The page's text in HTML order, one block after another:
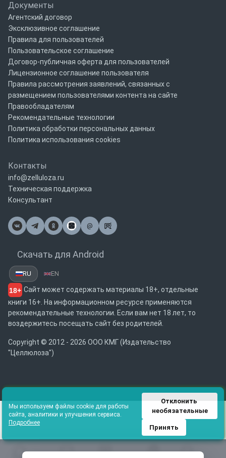
Документы
Агентский договор
Эксклюзивное соглашение
Правила для пользователей
Пользовательское соглашение
Договор-публичная оферта для пользователей
Лицензионное соглашение пользователя
Правила рассмотрения заявлений, связанных с
размещением пользователями контента на сайте
Правообладателям
Рекомендательные технологии
Политика обработки персональных данных
Политика использования cookies
Контакты
info@zelluloza.ru
Техническая поддержка
Консультант
@
Почта
Скачать для Android
RU EN
18+ Сайт может содержать материалы 18+, отдельные
книги 16+. На информационном ресурсе применяются
рекомендательные технологии. Если вам нет 18 лет, то
воздержитесь посещать сайт без родителей.
Copyright © 2012 - 2026 ООО КМГ (Издательство
"Целлюлоза")
Мы используем файлы cookie для работы
сайта, аналитики и улучшения сервиса.
Подробнее
Отклонить
необязательные
Принять